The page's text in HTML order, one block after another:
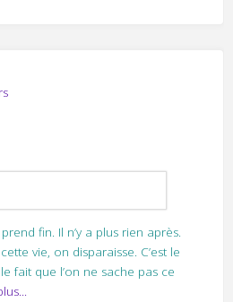
fin. Il n’y a plus rien après.
vie, on disparaisse. C’est le
fait que l’on ne sache pas ce